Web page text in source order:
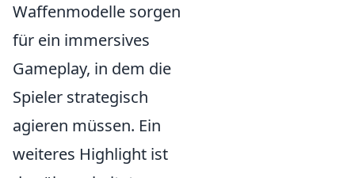
Waffenmodelle sorgen
für ein immersives
Gameplay, in dem die
Spieler strategisch
agieren müssen. Ein
weiteres Highlight ist